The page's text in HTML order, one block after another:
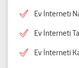
Ev İnterneti
Ev İnterneti
Ev İnterneti